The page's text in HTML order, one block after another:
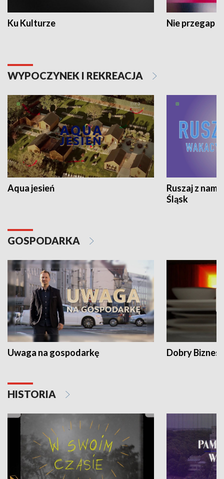
Ku Kulturze Nie przegap
WYPOCZYNEK I REKREACJA
Aqua jesień
Ruszaj z
Śląsk
GOSPODARKA
Uwaga na gospodarkę Dobry Biznes
HISTORIA